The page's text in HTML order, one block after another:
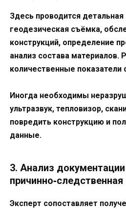
Здесь проводится детальная
геодезическая съёмка,
конструкций, определение
анализ состава материалов.
количественные показатели
Иногда необходимы
ультразвук, тепловизор,
повредить конструкцию и
данные.
3. Анализ
причинно‑следственная
Эксперт сопоставляет